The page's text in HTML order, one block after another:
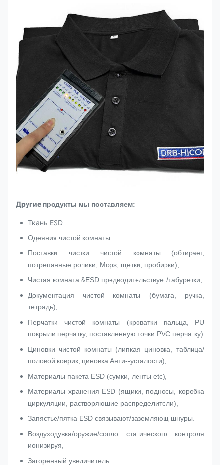
Другие продукты мы поставляем:
Ткань ESD
Одеяния чистой комнаты
Поставки чистки чистой комнаты (обтирает,
потрепанные ролики, Mops, щетки, пробирки),
Чистая комната &ESD предводительствует/табуретки,
Документация чистой комнаты (бумага, ручка,
тетрадь),
Перчатки чистой комнаты (кроватки пальца, PU
покрыли перчатку, поставленную точки PVC перчатку)
Циновки чистой комнаты (липкая циновка, таблица/
половой коврик, циновка Анти--усталости),
Материалы пакета ESD (сумки, ленты etc),
Материалы хранения ESD (ящики, подносы, коробка
циркуляции, растворяющие распределители),
Запястье/пятка ESD связывают/заземляющ шнуры.
Воздуходувка/оружие/сопло статического контроля
ионизируя,
Загоренный увеличитель,